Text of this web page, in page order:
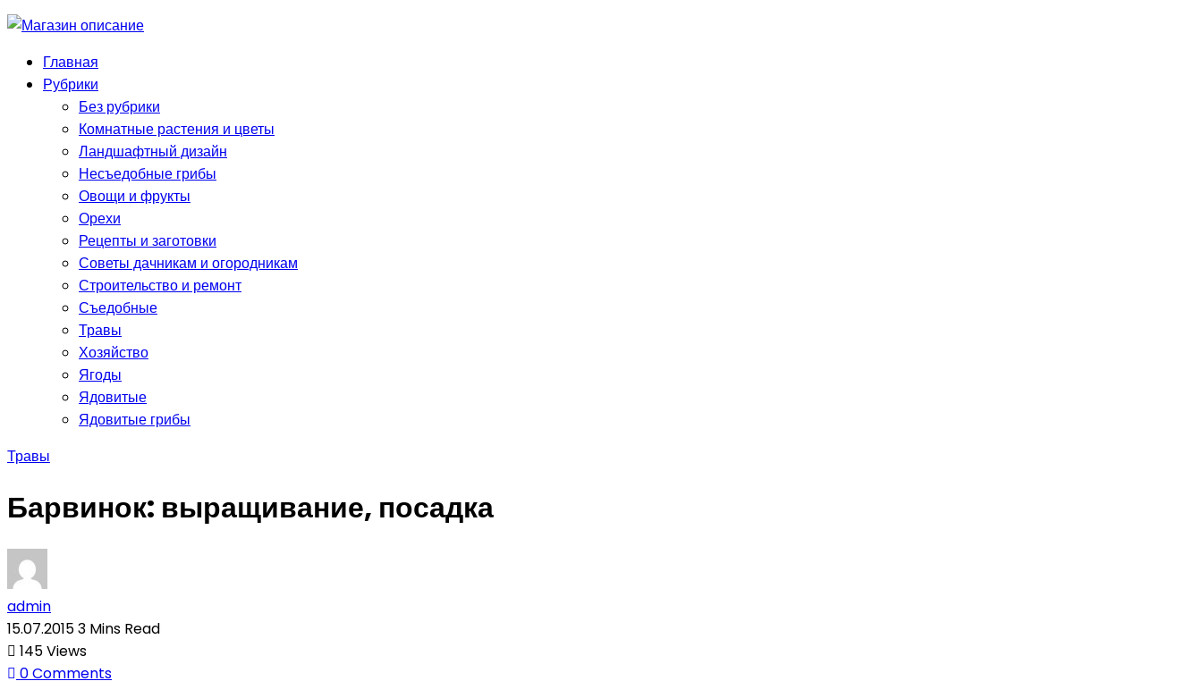
Главная
Рубрики
Без рубрики
Комнатные растения и цветы
Ландшафтный дизайн
Несъедобные грибы
Овощи и фрукты
Орехи
Рецепты и заготовки
Советы дачникам и огородникам
Строительство и ремонт
Съедобные
Травы
Хозяйство
Ягоды
Ядовитые
Ядовитые грибы
Травы
Барвинок: выращивание, посадка
admin
15.07.20153 Mins Read
145Views
0Comments